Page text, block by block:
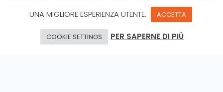
INFO@SUNBRACKET.COM
UNA MIGLIORE ESPERIENZA UTENTE.
ACCETTA
COOKIE SETTINGS PER SAPERNE DI PIÙ